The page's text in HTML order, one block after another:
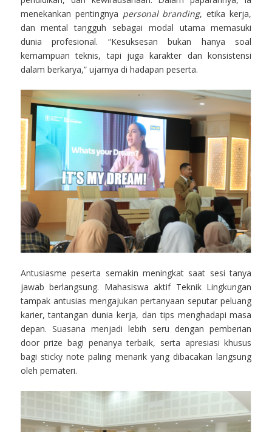
menekankan pentingnya personal branding, etika kerja,
dan mental tangguh sebagai modal utama memasuki
dunia profesional. “Kesuksesan bukan hanya soal
kemampuan teknis, tapi juga karakter dan konsistensi
dalam berkarya,” ujarnya di hadapan peserta.
Antusiasme peserta semakin meningkat saat sesi tanya
jawab berlangsung. Mahasiswa aktif Teknik Lingkungan
tampak antusias mengajukan pertanyaan seputar peluang
karier, tantangan dunia kerja, dan tips menghadapi masa
depan. Suasana menjadi lebih seru dengan pemberian
door prize bagi penanya terbaik, serta apresiasi khusus
bagi sticky note paling menarik yang dibacakan langsung
oleh pemateri.